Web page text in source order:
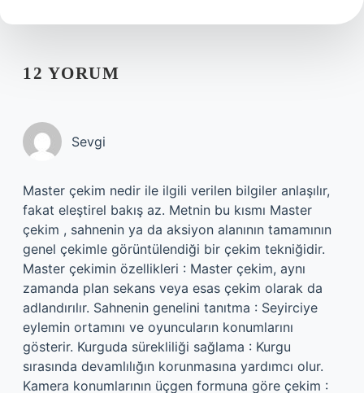
12 YORUM
Sevgi
Master çekim nedir ile ilgili verilen bilgiler anlaşılır,
fakat eleştirel bakış az. Metnin bu kısmı Master
çekim , sahnenin ya da aksiyon alanının tamamının
genel çekimle görüntülendiği bir çekim tekniğidir.
Master çekimin özellikleri : Master çekim, aynı
zamanda plan sekans veya esas çekim olarak da
adlandırılır. Sahnenin genelini tanıtma : Seyirciye
eylemin ortamını ve oyuncuların konumlarını
gösterir. Kurguda sürekliliği sağlama : Kurgu
sırasında devamlılığın korunmasına yardımcı olur.
Kamera konumlarının üçgen formuna göre çekim :